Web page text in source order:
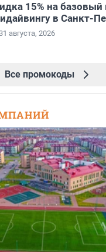
15% на базовый
в Санкт-
августа, 2026
Все промокоды